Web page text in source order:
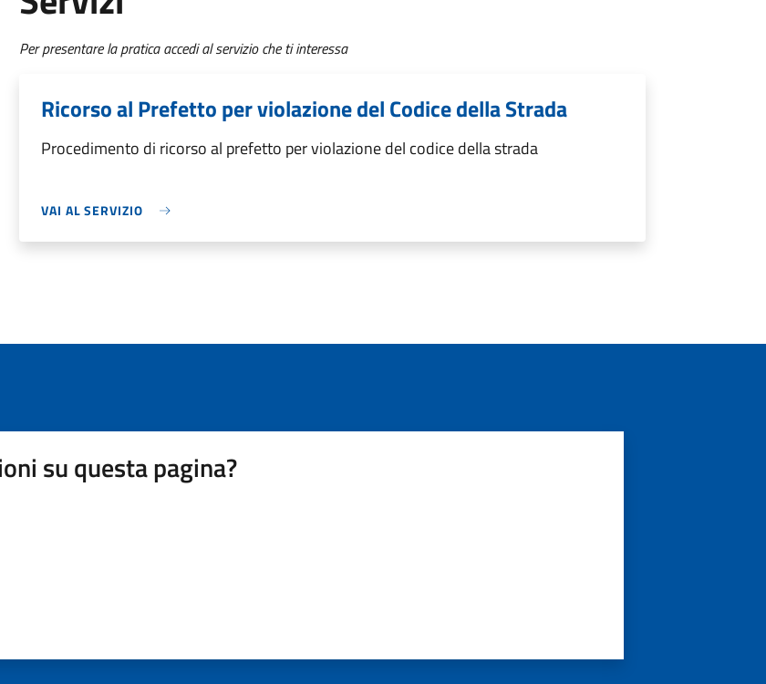
Per presentare la pratica accedi al servizio che ti interessa
Ricorso al Prefetto per violazione del Codice della Strada
Procedimento di ricorso al prefetto per violazione del codice della strada
VAI AL SERVIZIO
su questa pagina?